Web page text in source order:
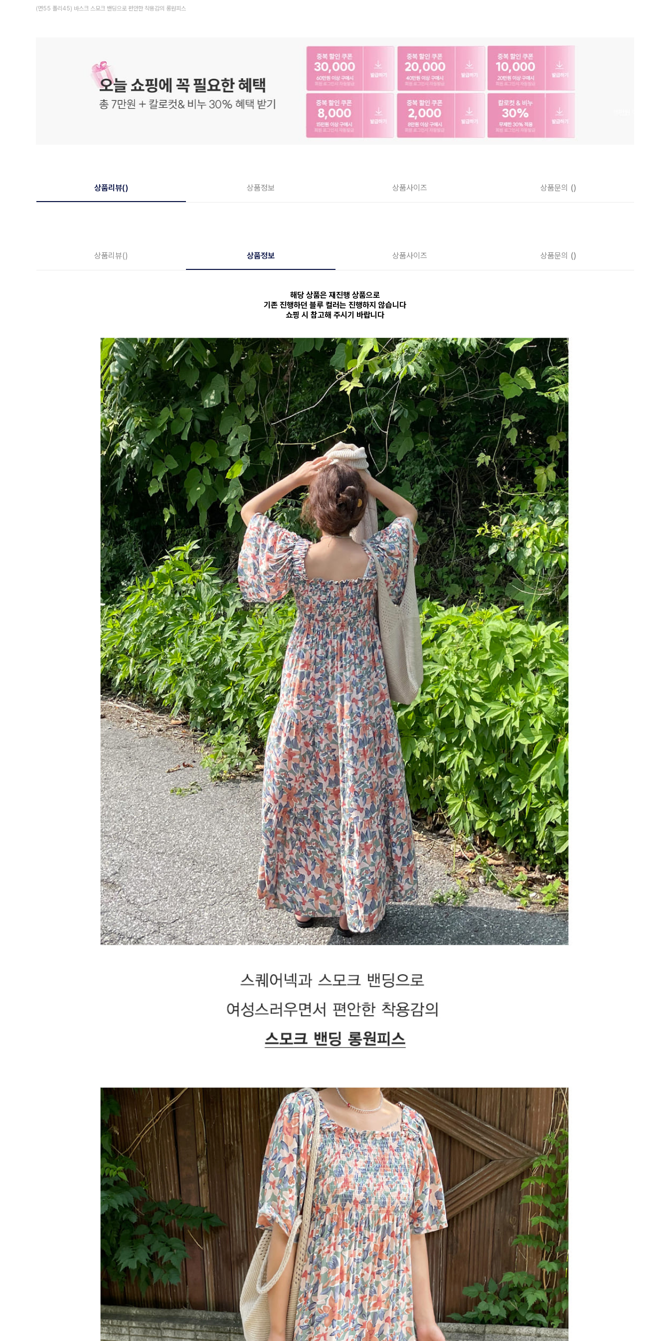
(면55 폴리45) 바스크 스모크 밴딩으로 편안한 착용감의 롱원피스
상품리뷰() 상품정보 상품사이즈 상품문의 ()
상품리뷰() 상품정보 상품사이즈 상품문의 ()
해당 상품은 재진행 상품으로
기존 진행하던 블루 컬러는 진행하지 않습니다
쇼핑 시 참고해 주시기 바랍니다